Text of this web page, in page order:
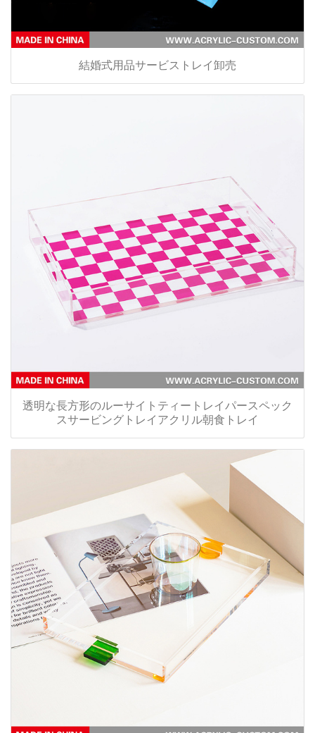
結婚式用品サービストレイ卸売
透明な長方形のルーサイトティートレイパースペック
スサービングトレイアクリル朝食トレイ